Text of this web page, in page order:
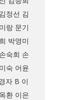
김정선 김
랑 문기
박영미
손숙희 손
숙 어윤
자 B 이
환 이은